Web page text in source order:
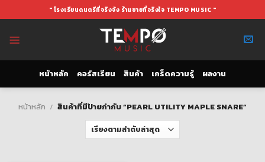
to
" โรงเรียนดนตรีที่จริงจัง ร้านขายที่จริงใจ TEMPO MUSIC "
หน้าหลัก คอร์สเรียน สินค้า เกร็ดความรู้ ผลงาน
หน้าหลัก / สินค้าที่มีป้ายกำกับ “PEARL UTILITY MAPLE SNARE”